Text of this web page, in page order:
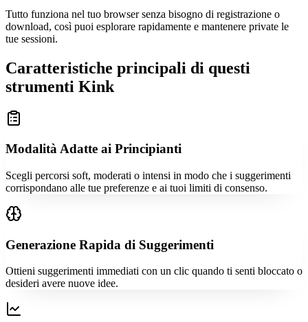
Tutto funziona nel tuo browser senza bisogno di registrazione o
download, così puoi esplorare rapidamente e mantenere private le
tue sessioni.
Caratteristiche principali di questi
strumenti Kink
Modalità Adatte ai Principianti
Scegli percorsi soft, moderati o intensi in modo che i suggerimenti
corrispondano alle tue preferenze e ai tuoi limiti di consenso.
Generazione Rapida di Suggerimenti
Ottieni suggerimenti immediati con un clic quando ti senti bloccato o
desideri avere nuove idee.